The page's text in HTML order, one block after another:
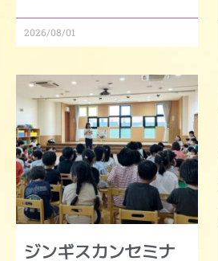
2026/08/01
ジンギスカンセミナ